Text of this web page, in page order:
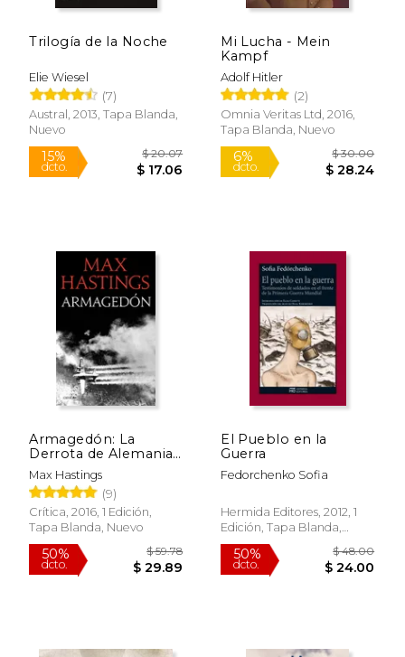
Trilogía de la Noche
Elie Wiesel
(7)
Austral, 2013, Tapa Blanda,
Nuevo
dcto.
Mi Lucha - Mein
Kampf
Adolf Hitler
(2)
Omnia Veritas Ltd, 2016,
Tapa Blanda, Nuevo
6%
dcto.
Armagedón: La
Derrota de Alemania
1944-1945 (Memoria
Crítica)
Max Hastings
(9)
Crítica, 2016, 1 Edición,
Tapa Blanda, Nuevo
El Pueblo en la
Guerra
Fedorchenko Sofia
Hermida Editores, 2012, 1
Edición, Tapa Blanda,
Nuevo